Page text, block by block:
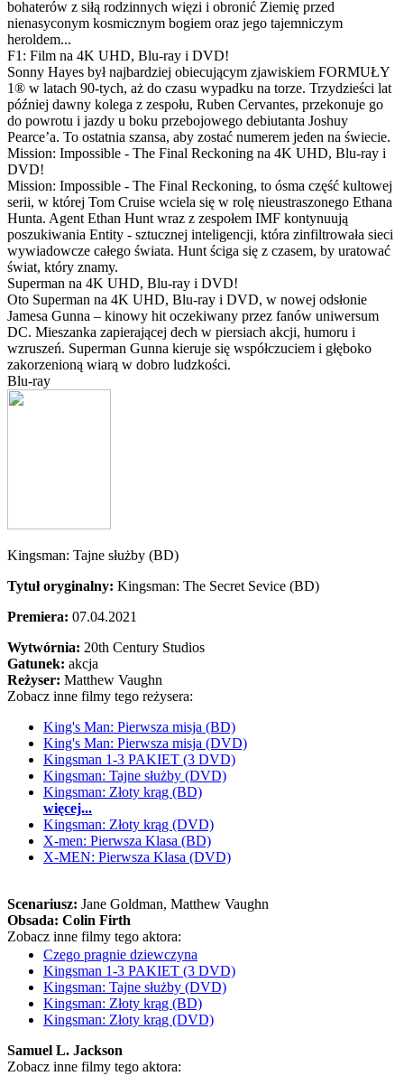
bohaterów z siłą rodzinnych więzi i obronić Ziemię przed
nienasyconym kosmicznym bogiem oraz jego tajemniczym
heroldem...
F1: Film na 4K UHD, Blu-ray i DVD!
Sonny Hayes był najbardziej obiecującym zjawiskiem FORMUŁY
1® w latach 90-tych, aż do czasu wypadku na torze. Trzydzieści lat
później dawny kolega z zespołu, Ruben Cervantes, przekonuje go
do powrotu i jazdy u boku przebojowego debiutanta Joshuy
Pearce’a. To ostatnia szansa, aby zostać numerem jeden na świecie.
Mission: Impossible - The Final Reckoning na 4K UHD, Blu-ray i
DVD!
Mission: Impossible - The Final Reckoning, to ósma część kultowej
serii, w której Tom Cruise wciela się w rolę nieustraszonego Ethana
Hunta. Agent Ethan Hunt wraz z zespołem IMF kontynuują
poszukiwania Entity - sztucznej inteligencji, która zinfiltrowała sieci
wywiadowcze całego świata. Hunt ściga się z czasem, by uratować
świat, który znamy.
Superman na 4K UHD, Blu-ray i DVD!
Oto Superman na 4K UHD, Blu-ray i DVD, w nowej odsłonie
Jamesa Gunna – kinowy hit oczekiwany przez fanów uniwersum
DC. Mieszanka zapierającej dech w piersiach akcji, humoru i
wzruszeń. Superman Gunna kieruje się współczuciem i głęboko
zakorzenioną wiarą w dobro ludzkości.
Blu-ray
Kingsman: Tajne służby (BD)
Tytuł oryginalny: Kingsman: The Secret Sevice (BD)
Premiera: 07.04.2021
Wytwórnia: 20th Century Studios
Gatunek: akcja
Reżyser: Matthew Vaughn
Zobacz inne filmy tego reżysera:
King's Man: Pierwsza misja (BD)
King's Man: Pierwsza misja (DVD)
Kingsman 1-3 PAKIET (3 DVD)
Kingsman: Tajne służby (DVD)
Kingsman: Złoty krąg (BD)
więcej...
Kingsman: Złoty krąg (DVD)
X-men: Pierwsza Klasa (BD)
X-MEN: Pierwsza Klasa (DVD)
Scenariusz: Jane Goldman, Matthew Vaughn
Obsada: Colin Firth
Zobacz inne filmy tego aktora:
Czego pragnie dziewczyna
Kingsman 1-3 PAKIET (3 DVD)
Kingsman: Tajne służby (DVD)
Kingsman: Złoty krąg (BD)
Kingsman: Złoty krąg (DVD)
Samuel L. Jackson
Zobacz inne filmy tego aktora: